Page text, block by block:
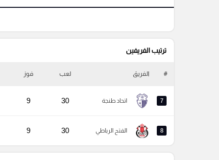
ترتيب الفريفين
# الفريق لعب فوز
7 اتحاد طنجة 30
9
8 الفتح الرباطي 30
9